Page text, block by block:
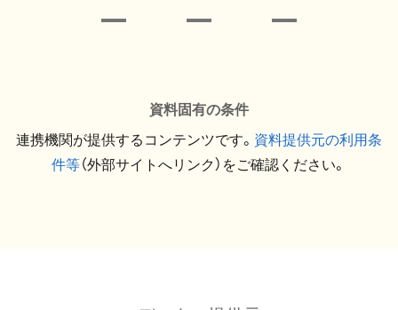
資料固有の条件
連携機関が提供するコンテンツです。 資料提供元の利用条
件等（外部サイトへリンク）をご確認ください。